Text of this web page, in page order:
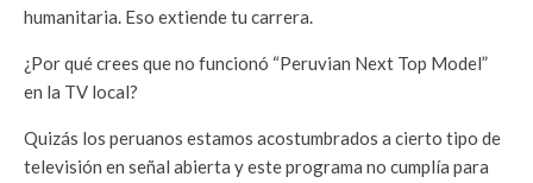
humanitaria. Eso extiende tu carrera.
¿Por qué crees que no funcionó “Peruvian Next Top Model”
en la TV local?
Quizás los peruanos estamos acostumbrados a cierto tipo de
televisión en señal abierta y este programa no cumplía para